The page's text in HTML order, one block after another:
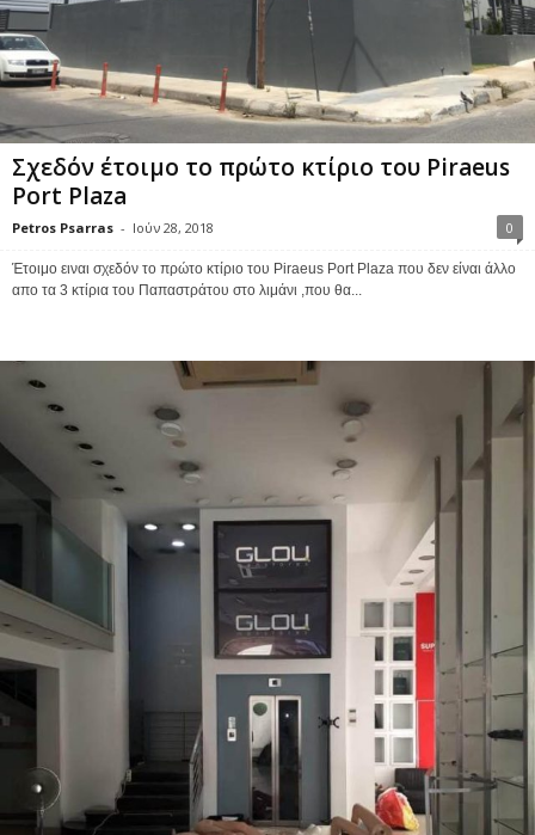
Σχεδόν έτοιμο το πρώτο κτίριο του Piraeus
Port Plaza
Petros Psarras - Ιούν 28, 2018 0
Έτοιμο ειναι σχεδόν το πρώτο κτίριο του Piraeus Port Plaza που δεν είναι άλλο
απο τα 3 κτίρια του Παπαστράτου στο λιμάνι ,που θα...